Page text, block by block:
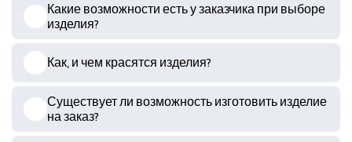
Какие возможности есть у заказчика при выборе
изделия?
Как, и чем красятся изделия?
Существует ли возможность изготовить изделие
на заказ?